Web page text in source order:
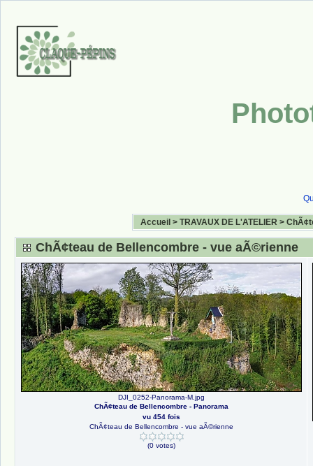
Accueil > TRAVAUX DE L'ATELIER >
ChÃ¢teau de Bellencombre - vue aÃ©rienne
DJI_0252-Panorama-M.jpg
ChÃ¢teau de Bellencombre - Panorama
vu 454 fois
ChÃ¢teau de Bellencombre - vue aÃ©rienne
(0 votes)